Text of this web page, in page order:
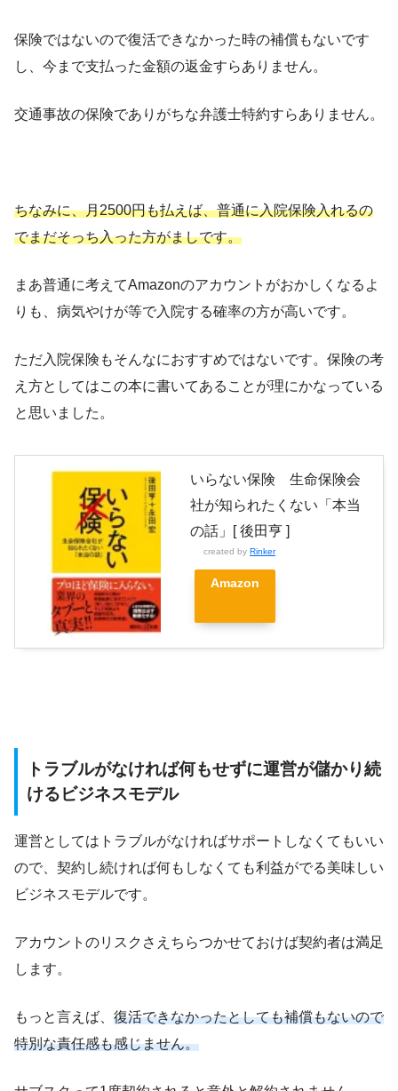
保険ではないので復活できなかった時の補償もないです
し、今まで支払った金額の返金すらありません。
交通事故の保険でありがちな弁護士特約すらありません。
ちなみに、月2500円も払えば、普通に入院保険入れるの
でまだそっち入った方がましです。
まあ普通に考えてAmazonのアカウントがおかしくなるよ
りも、病気やけが等で入院する確率の方が高いです。
ただ入院保険もそんなにおすすめではないです。保険の考
え方としてはこの本に書いてあることが理にかなっている
と思いました。
いらない保険 生命保険会
社が知られたくない「本当
の話」[ 後田亨 ]
created by Rinker
Amazon
トラブルがなければ何もせずに運営が儲かり続
けるビジネスモデル
運営としてはトラブルがなければサポートしなくてもいい
ので、契約し続ければ何もしなくても利益がでる美味しい
ビジネスモデルです。
アカウントのリスクさえちらつかせておけば契約者は満足
します。
もっと言えば、 復活できなかったとしても補償もないので
特別な責任感も感じません。